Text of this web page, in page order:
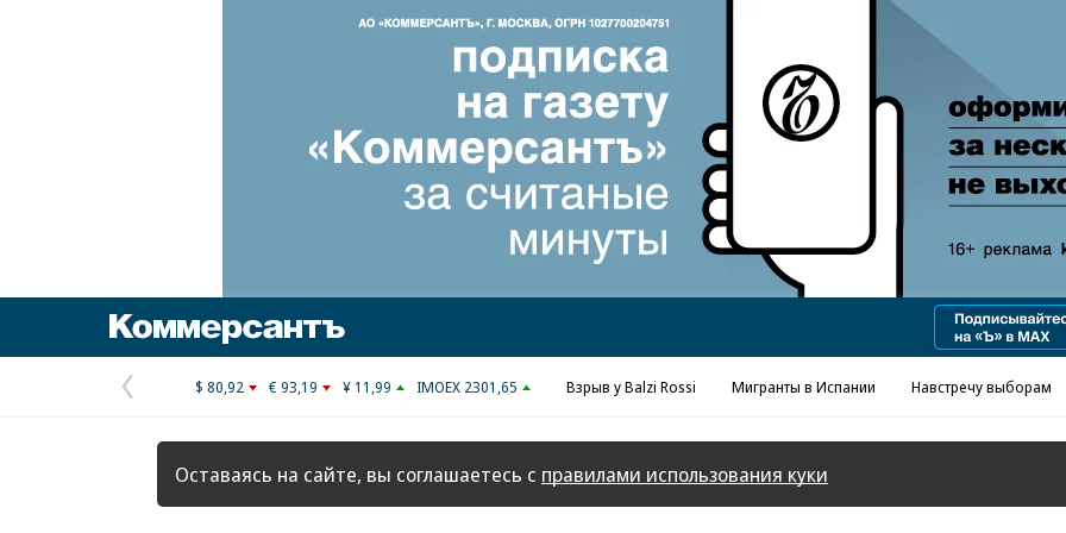
Предыдущая
страница
$ 80,92 € 93,19 ¥ 11,99 IMOEX 2301,65 Взрыв у Balzi Rossi Мигранты в Испании Навстречу выборам
Оставаясь на сайте, вы соглашаетесь с правилами использования куки